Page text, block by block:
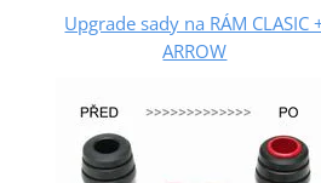
Upgrade sady na RÁM CLASIC
ARROW